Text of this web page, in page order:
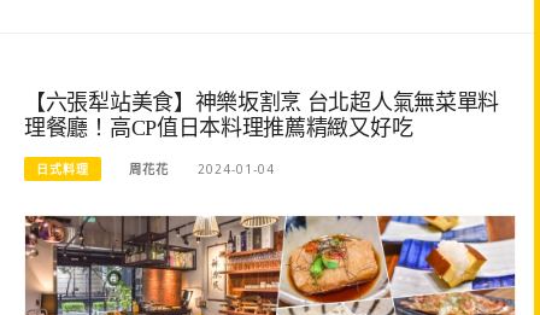
【六張犁站美食】神樂坂割烹 台北超人氣無菜單料
理餐廳！高CP值日本料理推薦精緻又好吃
日式料理 周花花 2024-01-04